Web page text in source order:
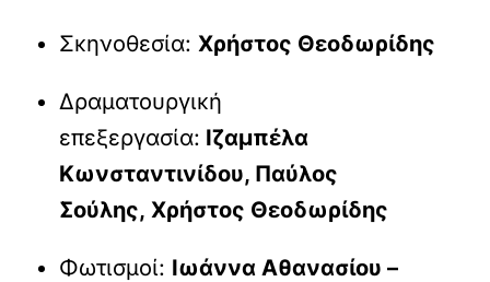
Σκηνοθεσία:Χρήστος Θεοδωρίδης
Δραματουργική
επεξεργασία: Ιζαμπέλα
Κωνσταντινίδου, Παύλος
Σούλης, Χρήστος Θεοδωρίδης
Φωτισμοί: Ιωάννα Αθανασίου –